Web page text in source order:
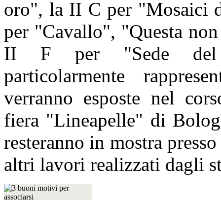
oro", la II C per "Mosaici
per "Cavallo", "Questa
II F per "Sede del
particolarmente
verranno esposte nel
fiera "Lineapelle" di
resteranno in mostra
altri lavori realizzati dagli